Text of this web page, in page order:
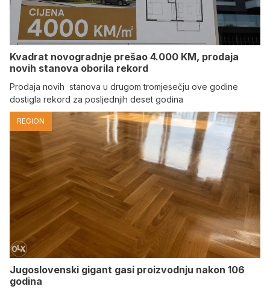
Kvadrat novogradnje prešao 4.000 KM, prodaja
novih stanova oborila rekord
Prodaja novih stanova u drugom tromjesečju ove godine
dostigla rekord za posljednjih deset godina
REGION
Jugoslovenski gigant gasi proizvodnju nakon 106
godina